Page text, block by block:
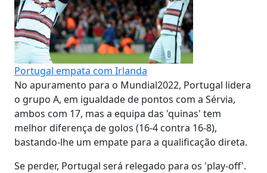
Portugal empata com Irlanda
No apuramento para o Mundial2022, Portugal lidera
o grupo A, em igualdade de pontos com a Sérvia,
ambos com 17, mas a equipa das 'quinas' tem
melhor diferença de golos (16-4 contra 16-8),
bastando-lhe um empate para a qualificação direta.
Se perder, Portugal será relegado para os 'play-off'.